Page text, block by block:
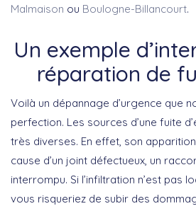
Malmaison ou Boulogne-Billancourt.
Un exemple
réparation de
Voilà un dépannage d’urgence que
perfection. Les sources d’une fuite
très diverses. En effet, son
cause d’un joint défectueux, un
interrompu. Si l’infiltration n’est pas
vous risqueriez de subir des